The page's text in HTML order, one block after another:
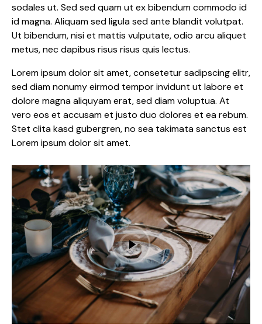
sodales ut. Sed sed quam ut ex bibendum commodo id
id magna. Aliquam sed ligula sed ante blandit volutpat.
Ut bibendum, nisi et mattis vulputate, odio arcu aliquet
metus, nec dapibus risus risus quis lectus.
Lorem ipsum dolor sit amet, consetetur sadipscing elitr,
sed diam nonumy eirmod tempor invidunt ut labore et
dolore magna aliquyam erat, sed diam voluptua. At
vero eos et accusam et justo duo dolores et ea rebum.
Stet clita kasd gubergren, no sea takimata sanctus est
Lorem ipsum dolor sit amet.